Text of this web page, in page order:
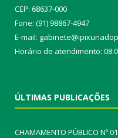
CEP: 68637-000
Fone: (91) 98867-4947
E-mail:
Horário de atendimento:
ÚLTIMAS PUBLICAÇÕES
CHAMAMENTO PÚBLICO Nº